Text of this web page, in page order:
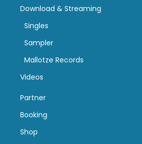
Download & Streaming
Singles
Sampler
Mallotze Records
Videos
Partner
Booking
Shop